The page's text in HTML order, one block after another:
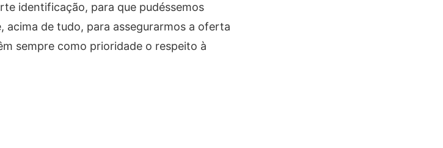
identificação, para que pudéssemos
de tudo, para assegurarmos a oferta
sempre como prioridade o respeito à